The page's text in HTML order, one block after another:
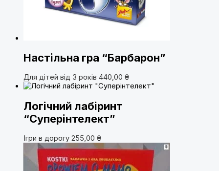
Настільна гра “Барбарон”
Для дітей від 3 років 440,00 ₴
Логічний лабіринт
“Суперінтелект”
Ігри в дорогу 255,00 ₴